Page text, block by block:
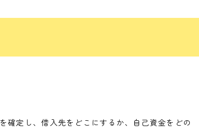
確定し、借入先をどこにするか、自己資金をどの